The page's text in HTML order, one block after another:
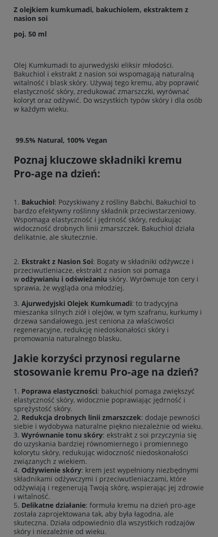
Z olejkiem kumkumadi, bakuchiolem, ekstraktem z
nasion soi
poj. 50 ml
Olej Kumkumadi to ajurwedyjski eliksir młodości.
Bakuchiol i ekstrakt z nasion soi wspomagają naturalną
witalność i blask skóry. Używaj tego kremu, aby poprawić
elastyczność skóry, zredukować zmarszczki, wyrównać
koloryt oraz odżywić. Do wszystkich typów skóry i dla osób
w każdym wieku.
99.5% Natural, 100% Vegan
Poznaj kluczowe składniki kremu
Pro-age na dzień:
1. Bakuchiol: Pozyskiwany z rośliny Babchi, Bakuchiol to
bardzo efektywny roślinny składnik przeciwstarzeniowy.
Wspomaga elastyczność i jędrność skóry, redukując
widoczność drobnych linii zmarszczek. Bakuchiol działa
delikatnie, ale skutecznie.
2. Ekstrakt z Nasion Soi: Bogaty w składniki odżywcze i
przeciwutleniacze, ekstrakt z nasion soi pomaga
w odżywianiu i odświeżaniu skóry. Wyrównuje ton cery i
sprawia, że wygląda ona młodziej.
3. Ajurwedyjski Olejek Kumkumadi: to tradycyjna
mieszanka silnych ziół i olejów, w tym szafranu, kurkumy i
drzewa sandałowego, jest ceniona za właściwości
regeneracyjne, redukcję niedoskonałości skóry i
promowania naturalnego blasku.
Jakie korzyści przynosi regularne
stosowanie kremu Pro-age na dzień?
1. Poprawa elastyczności: bakuchiol pomaga zwiększyć
elastyczność skóry, widocznie poprawiając jędrność i
sprężystość skóry.
2. Redukcja drobnych linii zmarszczek: dodaje pewności
siebie i wydobywa naturalne piękno niezależnie od wieku.
3. Wyrównanie tonu skóry: ekstrakt z soi przyczynia się
do uzyskania bardziej równomiernego i promiennego
kolorytu skóry, redukując widoczność niedoskonałości
związanych z wiekiem.
4. Odżywienie skóry: krem jest wypełniony niezbędnymi
składnikami odżywczymi i przeciwutleniaczami, które
odżywiają i regenerują Twoją skórę, wspierając jej zdrowie
i witalność.
5. Delikatne działanie: formuła kremu na dzień pro-age
została zaprojektowana tak, aby była łagodna, ale
skuteczna. Działa odpowiednio dla wszystkich rodzajów
skóry i niezależnie od wieku.